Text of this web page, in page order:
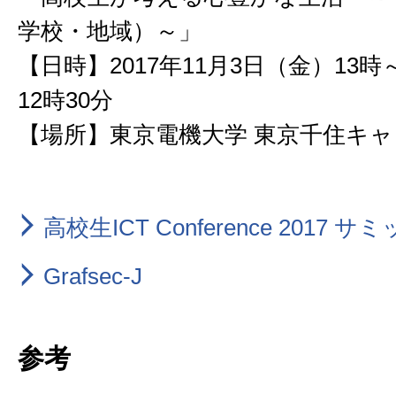
学校・地域）～」
【日時】2017年11月3日（金）13
12時30分
【場所】東京電機大学 東京千住キ
高校生ICT Conference 2017 サミ
Grafsec-J
参考